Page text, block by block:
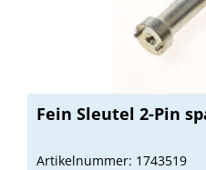
Fein Sleutel 2-Pin
Artikelnummer: 1743519